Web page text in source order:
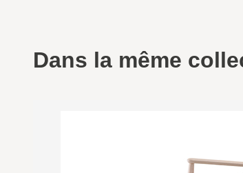
Dans la même